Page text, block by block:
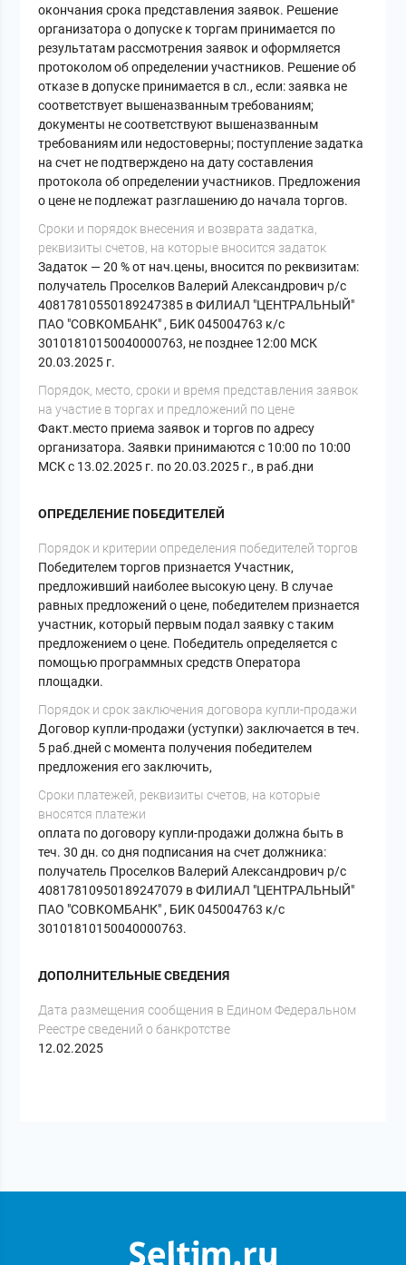
окончания срока представления заявок. Решение
организатора о допуске к торгам принимается по
результатам рассмотрения заявок и оформляется
протоколом об определении участников. Решение об
отказе в допуске принимается в сл., если: заявка не
соответствует вышеназванным требованиям;
документы не соответствуют вышеназванным
требованиям или недостоверны; поступление задатка
на счет не подтверждено на дату составления
протокола об определении участников. Предложения
о цене не подлежат разглашению до начала торгов.
Cроки и порядок внесения и возврата задатка,
реквизиты счетов, на которые вносится задаток
Задаток — 20 % от нач.цены, вносится по реквизитам:
получатель Проселков Валерий Александрович р/с
40817810550189247385 в ФИЛИАЛ "ЦЕНТРАЛЬНЫЙ"
ПАО "СОВКОМБАНК" , БИК 045004763 к/с
30101810150040000763, не позднее 12:00 МСК
20.03.2025 г.
Порядок, место, сроки и время представления заявок
на участие в торгах и предложений по цене
Факт.место приема заявок и торгов по адресу
организатора. Заявки принимаются с 10:00 по 10:00
МСК с 13.02.2025 г. по 20.03.2025 г., в раб.дни
ОПРЕДЕЛЕНИЕ ПОБЕДИТЕЛЕЙ
Порядок и критерии определения победителей торгов
Победителем торгов признается Участник,
предложивший наиболее высокую цену. В случае
равных предложений о цене, победителем признается
участник, который первым подал заявку с таким
предложением о цене. Победитель определяется с
помощью программных средств Оператора
площадки.
Порядок и срок заключения договора купли-продажи
Договор купли-продажи (уступки) заключается в теч.
5 раб.дней с момента получения победителем
предложения его заключить,
Сроки платежей, реквизиты счетов, на которые
вносятся платежи
оплата по договору купли-продажи должна быть в
теч. 30 дн. со дня подписания на счет должника:
получатель Проселков Валерий Александрович р/с
40817810950189247079 в ФИЛИАЛ "ЦЕНТРАЛЬНЫЙ"
ПАО "СОВКОМБАНК" , БИК 045004763 к/с
30101810150040000763.
ДОПОЛНИТЕЛЬНЫЕ СВЕДЕНИЯ
Дата размещения сообщения в Едином Федеральном
Реестре сведений о банкротстве
12.02.2025